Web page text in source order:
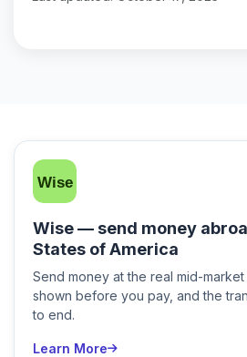
Wise — send money
States of America
Send money at the real mid-
shown before you pay, and the
to end.
Learn More